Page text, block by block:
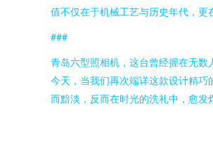
值不仅在于机械工艺与历史年代，更
###
青岛六型照相机，这台曾经握在无数
今天，当我们再次端详这款设计精
而黯淡，反而在时光的洗礼中，愈发